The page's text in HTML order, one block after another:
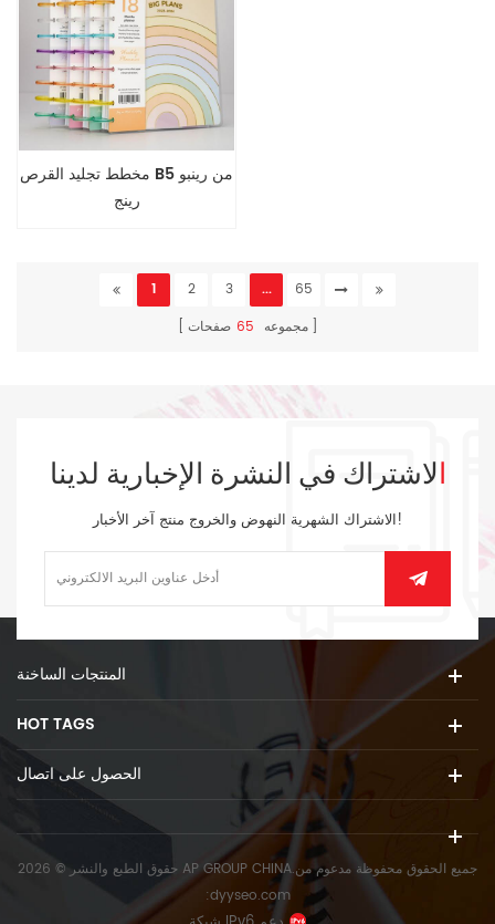
مخطط تجليد القرص B5 من رينبو
رينج
1 2 3 ...
65
مجموعه 65 صفحات
الاشتراك في النشرة الإخبارية لدينا
الاشتراك الشهرية النهوض والخروج منتج آخر الأخبار!
المنتجات الساخنة
HOT TAGS
الحصول على اتصال
حقوق الطبع والنشر © 2026 AP GROUP CHINA.جميع الحقوق محفوظة مدعوم من
:dyyseo.com